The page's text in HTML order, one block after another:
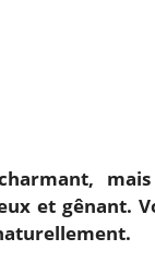
et gênant.